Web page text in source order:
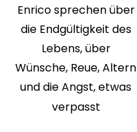
Enrico sprechen über
die Endgültigkeit des
Lebens, über
Wünsche, Reue, Altern
und die Angst, etwas
verpasst